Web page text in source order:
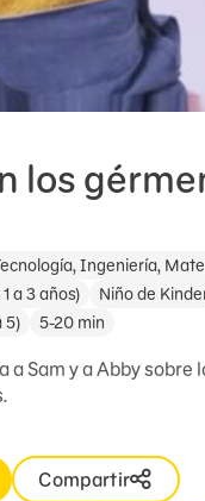
los
Ingeniería,
a 3 años)
Niño de
5)
5-20 min
a Sam y a Abby sobre
Compartir